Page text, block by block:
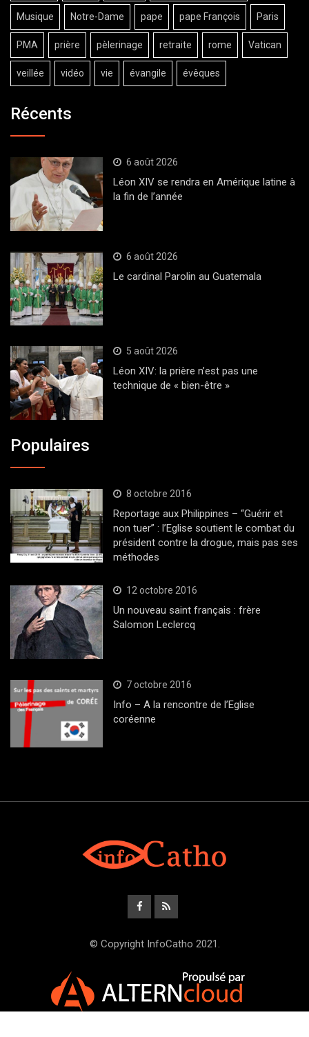
Musique Notre-Dame pape pape François Paris
PMA prière pèlerinage retraite rome Vatican
veillée vidéo vie évangile évêques
Récents
6 août 2026
Léon XIV se rendra en Amérique latine à
la fin de l’année
6 août 2026
Le cardinal Parolin au Guatemala
5 août 2026
Léon XIV: la prière n’est pas une
technique de « bien-être »
Populaires
8 octobre 2016
Reportage aux Philippines – “Guérir et
non tuer” : l’Eglise soutient le combat du
président contre la drogue, mais pas ses
méthodes
12 octobre 2016
Un nouveau saint français : frère
Salomon Leclercq
7 octobre 2016
Info – A la rencontre de l’Eglise
coréenne
© Copyright InfoCatho 2021.